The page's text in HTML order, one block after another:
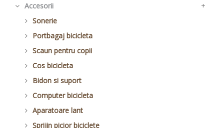
27,5 / 29 mtb
alt modele de cauciuc
pentru butuc cu caseta
Pinion bicicleta
Saboti si placute
+
Saboti V Brake bicicleta
Placute frana
Saboti frana pentru cursiera
Cablu si camasa
Piese de frana
Alte piese schimbator
Sa pentru copii / BMX
Tija sa
Alte piese sa
Far spate bicicleta
Reflectorizante
Set de faruri
Accesorii
+
Sonerie
Portbagaj bicicleta
Scaun pentru copii
Cos bicicleta
Bidon si suport
Computer bicicleta
Aparatoare lant
Sprijin picior biciclete